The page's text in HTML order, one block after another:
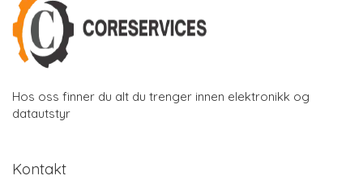
Hos oss finner du alt du trenger innen elektronikk og
datautstyr
Kontakt